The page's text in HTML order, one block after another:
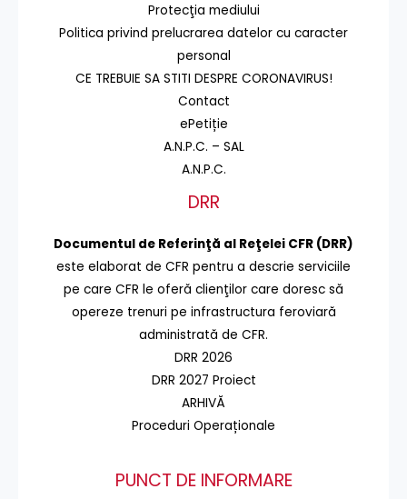
Protecţia mediului
Politica privind prelucrarea datelor cu caracter
personal
CE TREBUIE SA STITI DESPRE CORONAVIRUS!
Contact
ePetiție
A.N.P.C. – SAL
A.N.P.C.
DRR
Documentul de Referinţă al Reţelei CFR (DRR)
este elaborat de CFR pentru a descrie serviciile
pe care CFR le oferă clienţilor care doresc să
opereze trenuri pe infrastructura feroviară
administrată de CFR.
DRR 2026
DRR 2027 Proiect
ARHIVĂ
Proceduri Operaționale
PUNCT DE INFORMARE